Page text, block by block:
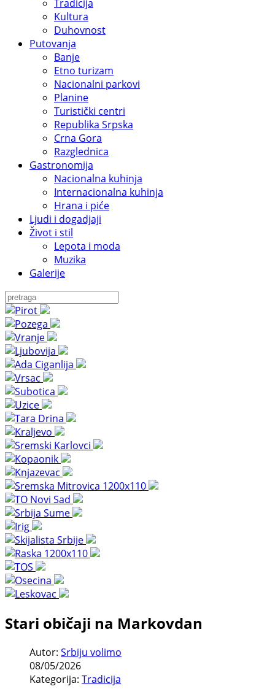
Tradicija
Kultura
Duhovnost
Putovanja
Banje
Etno turizam
Nacionalni parkovi
Planine
Turistički centri
Republika Srpska
Crna Gora
Razglednica
Gastronomija
Nacionalna kuhinja
Internacionalna kuhinja
Hrana i piće
Ljudi i dogadjaji
Život i stil
Lepota i moda
Muzika
Galerije
Stari običaji na Markovdan
Autor: Srbiju volimo
08/05/2026
Kategorija: Tradicija